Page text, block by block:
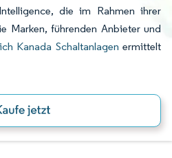
die im Rahmen ihrer
Marken, führenden Anbieter und
Kanada Schaltanlagen ermittelt